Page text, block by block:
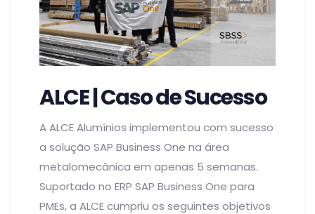
ALCE | Caso de Sucesso
A ALCE Alumínios implementou com sucesso
a solução SAP Business One na área
metalomecânica em apenas 5 semanas.
Suportado no ERP SAP Business One para
PMEs, a ALCE cumpriu os seguintes objetivos